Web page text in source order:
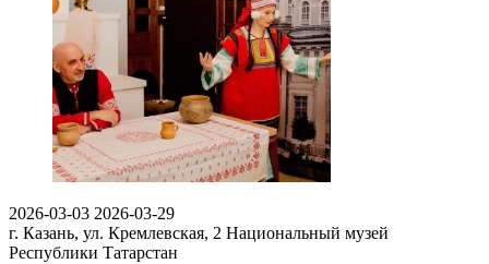
2026-03-03 2026-03-29
г. Казань, ул. Кремлевская, 2 Национальный музей
Республики Татарстан